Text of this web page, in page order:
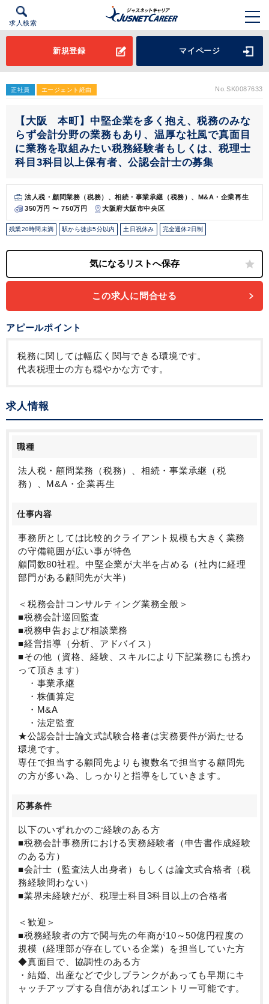
求人検索
新規登録 マイページ
正社員 エージェント経由 No.SK0087633
【大阪 本町】中堅企業を多く抱え、税務のみな
らず会計分野の業務もあり、温厚な社風で真面目
に業務を取組みたい税務経験者もしくは、税理士
科目3科目以上保有者、公認会計士の募集
法人税・顧問業務（税務）、相続・事業承継（税務）、M&A・企業再生
350万円 〜 750万円
大阪府大阪市中央区
残業20時間未満 駅から徒歩5分以内 土日祝休み 完全週休2日制
この求人に問合せる
アピールポイント
税務に関しては幅広く関与できる環境です。
代表税理士の方も穏やかな方です。
求人情報
職種
法人税・顧問業務（税務）、相続・事業承継（税
務）、M&A・企業再生
仕事内容
事務所としては比較的クライアント規模も大きく業務
の守備範囲が広い事が特色
顧問数80社程。中堅企業が大半を占める（社内に経理
部門がある顧問先が大半）
＜税務会計コンサルティング業務全般＞
■税務会計巡回監査
■税務申告および相談業務
■経営指導（分析、アドバイス）
■その他（資格、経験、スキルにより下記業務にも携わ
って頂きます）
・事業承継
・株価算定
・M&A
・法定監査
★公認会計士論文式試験合格者は実務要件が満たせる
環境です。
専任で担当する顧問先よりも複数名で担当する顧問先
の方が多い為、しっかりと指導をしていきます。
応募条件
以下のいずれかのご経験のある方
■税務会計事務所における実務経験者（申告書作成経験
のある方）
■会計士（監査法人出身者）もしくは論文式合格者（税
務経験問わない）
■業界未経験だが、税理士科目3科目以上の合格者
＜歓迎＞
■税務経験者の方で関与先の年商が10～50億円程度の
規模（経理部が存在している企業）を担当していた方
◆真面目で、協調性のある方
・結婚、出産などで少しブランクがあっても早期にキ
ャッチアップする自信があればエントリー可能です。